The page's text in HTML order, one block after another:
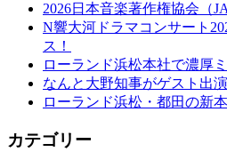
2026日本音楽著作権協会（
N響大河ドラマコンサート
ス！
ローランド浜松本社で濃厚
なんと大野知事がゲスト出演
ローランド浜松・都田の新
カテゴリー